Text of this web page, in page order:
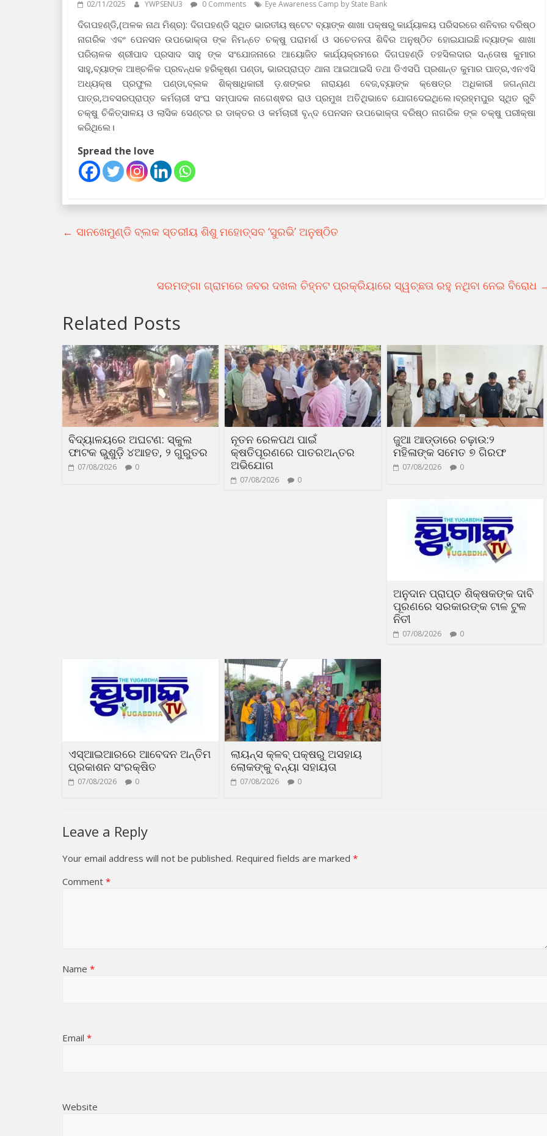
02/11/2025 YWPSENU3 0 Comments Eye Awareness Camp by State Bank
ଦିଗପହଣ୍ଡି,(ଅଳକ ନାଥ ମିଶ୍ର): ଦିଗପହଣ୍ଡି ସ୍ଥିତ ଭାରତୀୟ ଷ୍ଟେଟ ବ୍ୟାଙ୍କ ଶାଖା ପକ୍ଷରୁ କାର୍ଯ୍ୟାଳୟ ପରିସରରେ ଶନିବାର ବରିଷ୍ଠ
ନାଗରିକ ଏବଂ ପେନସନ ଉପଭୋକ୍ତା ଙ୍କ ନିମନ୍ତେ ଚକ୍ଷୁ ପରାମର୍ଶ ଓ ସଚେତନତା ଶିବିର ଅନୁଷ୍ଠିତ ହୋଇଯାଇଛି।ବ୍ୟାଙ୍କ ଶାଖା
ପରିଚାଳକ ଶ୍ରୀପାଦ ପ୍ରସାଦ ସାହୁ ଙ୍କ ସଂଯୋଜନାରେ ଆୟୋଜିତ କାର୍ଯ୍ୟକ୍ରମରେ ଦିଗପହଣ୍ଡି ତହସିଲଦାର ସନ୍ତୋଷ କୁମାର
ସାହୁ,ବ୍ୟାଙ୍କ ଆଞ୍ଚଳିକ ପ୍ରବନ୍ଧକ ହରିକୃଷ୍ଣ ପଣ୍ଡା, ଭାରପ୍ରାପ୍ତ ଥାନା ଆଇଆଇସି ତଥା ଡିଏସପି ପ୍ରଶାନ୍ତ କୁମାର ପାତ୍ର,ଏନଏସି
ଅଧ୍ୟକ୍ଷ ପ୍ରଫୁଲ ପଣ୍ଡା,ବ୍ଲକ ଶିକ୍ଷାଧିକାରୀ ଡ଼.ଶଙ୍କର ନାରାୟଣ ବେଜ,ବ୍ୟାଙ୍କ କ୍ଷେତ୍ର ଅଧିକାରୀ ଜଗନ୍ନାଥ
ପାତ୍ର,ଅବସରପ୍ରାପ୍ତ କର୍ମଚାରୀ ସଂଘ ସମ୍ପାଦକ ନାଗେଶ୍ଵର ରାଓ ପ୍ରମୁଖ ଅତିଥିଭାବେ ଯୋଗଦେଇଥିଲେ।ବ୍ରହ୍ମପୁର ସ୍ଥିତ ରୁବି
ଚକ୍ଷୁ ଚିକିତ୍ସାଳୟ ଓ ଲାସିକ ସେଣ୍ଟର ର ଡାକ୍ତର ଓ କର୍ମଚାରୀ ବୃନ୍ଦ ପେନସନ ଉପଭୋକ୍ତା ବରିଷ୍ଠ ନାଗରିକ ଙ୍କ ଚକ୍ଷୁ ପରୀକ୍ଷା
କରିଥିଲେ।
Spread the love
← ସାନଖେମୁଣ୍ଡି ବ୍ଲକ ସ୍ତରୀୟ ଶିଶୁ ମହୋତ୍ସବ ‘ସୁରଭି’ ଅନୁଷ୍ଠିତ
ସରମଙ୍ଗା ଗ୍ରାମରେ ଜବର ଦଖଲ ଚିହ୍ନଟ ପ୍ରକ୍ରିୟାରେ ସ୍ୱଚ୍ଛତା ରହୁ ନଥିବା ନେଇ ବିରୋଧ
Related Posts
ବିଦ୍ୟାଳୟରେ ଅଘଟଣ: ସ୍କୁଲ
ଫାଟକ ଭୁଶୁଡ଼ି ୪ଆହତ, ୨ ଗୁରୁତର
07/08/2026 0
ନୂତନ ରେଳପଥ ପାଇଁ
କ୍ଷତିପୂରଣରେ ପାତରଅନ୍ତର
ଅଭିଯୋଗ
07/08/2026 0
ଜୁଆ ଆଡ୍ଡାରେ ଚଢ଼ାଉ:୨
ମହିଳାଙ୍କ ସମେତ ୭ ଗିରଫ
07/08/2026 0
ଅନୁଦାନ ପ୍ରାପ୍ତ ଶିକ୍ଷକଙ୍କ ଦାବି
ପୂରଣରେ ସରକାରଙ୍କ ଟାଳ ଟୁଳ
ନିତୀ
07/08/2026 0
ଏସ୍‌ଆଇଆରରେ ଆବେଦନ ଅନ୍ତିମ
ପ୍ରକାଶନ ସଂରକ୍ଷିତ
07/08/2026 0
ଲାୟନ୍ସ କ୍ଳବ୍ ପକ୍ଷରୁ ଅସହାୟ
ଲୋକଙ୍କୁ ବନ୍ୟା ସହାୟତା
07/08/2026 0
Leave a Reply
Your email address will not be published. Required fields are marked *
Comment *
Name *
Email *
Website